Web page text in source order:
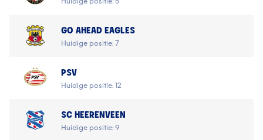
GO AHEAD EAGLES
Huidige positie: 7
PSV
Huidige positie: 12
SC HEERENVEEN
Huidige positie: 9